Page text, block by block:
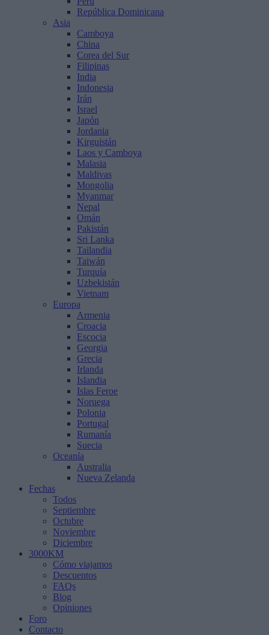
República Dominicana
Asia
Camboya
China
Corea del Sur
Filipinas
India
Indonesia
Irán
Israel
Japón
Jordania
Kirguistán
Laos y Camboya
Malasia
Maldivas
Mongolia
Myanmar
Nepal
Omán
Pakistán
Sri Lanka
Tailandia
Taiwán
Turquía
Uzbekistán
Vietnam
Europa
Armenia
Croacia
Escocia
Georgia
Grecia
Irlanda
Islandia
Islas Feroe
Noruega
Polonia
Portugal
Rumanía
Suecia
Oceanía
Australia
Nueva Zelanda
Fechas
Todos
Septiembre
Octubre
Noviembre
Diciembre
3000KM
Cómo viajamos
Descuentos
FAQs
Blog
Opiniones
Foro
Contacto